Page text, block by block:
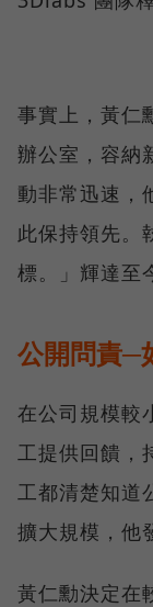
事實上，黃仁
辦公室，容納
動非常迅速，
此保持領先。
標。」輝達至
公開問責─
在公司規模較
工提供回饋，
工都清楚知道
擴大規模，他
黃仁勳決定在